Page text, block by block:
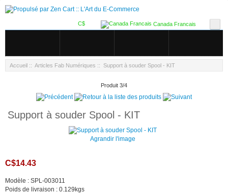
Canada Francais
C$
Accueil :: Articles Fab Numériques :: Support à souder Spool - KIT
Produit 3/4
Support à souder Spool - KIT
Agrandir l'image
C$14.43
Modèle : SPL-003011
Poids de livraison : 0.129kgs